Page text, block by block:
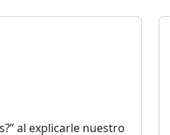
al explicarle nuestro